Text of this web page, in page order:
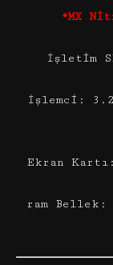
*MX
İşletim
İşlemci: 3.2
Ekran
ram Bellek: